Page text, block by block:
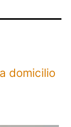
domicilio